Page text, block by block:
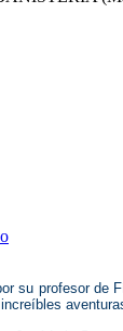
su profesor